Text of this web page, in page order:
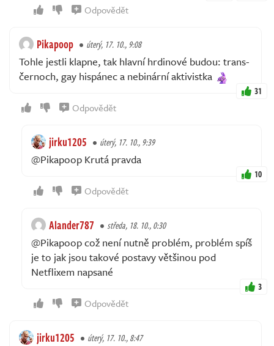
Odpovědět
Pikapoop úterý, 17. 10., 9:08
Tohle jestli klapne, tak hlavní hrdinové budou: trans-
černoch, gay hispánec a nebinární aktivistka
31
Odpovědět
jirku1205 úterý, 17. 10., 9:39
@Pikapoop Krutá pravda
10
Odpovědět
Alander787 středa, 18. 10., 0:30
@Pikapoop což není nutně problém, problém spíš
je to jak jsou takové postavy většinou pod
Netflixem napsané
3
Odpovědět
jirku1205 úterý, 17. 10., 8:47